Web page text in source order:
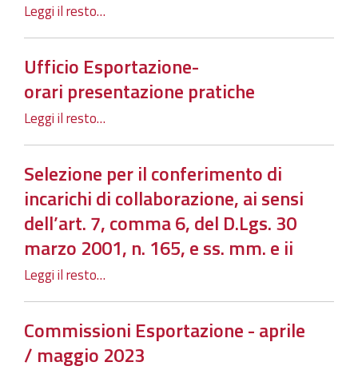
Leggi il resto…
Ufficio Esportazione-
orari presentazione pratiche
Leggi il resto…
Selezione per il conferimento di
incarichi di collaborazione, ai sensi
dell’art. 7, comma 6, del D.Lgs. 30
marzo 2001, n. 165, e ss. mm. e ii
Leggi il resto…
Commissioni Esportazione - aprile
/ maggio 2023